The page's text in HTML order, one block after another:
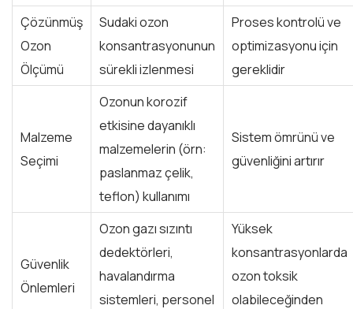
Çözünmüş
Ozon
Ölçümü
Sudaki ozon
konsantrasyonunun
sürekli izlenmesi
Proses kontrolü ve
optimizasyonu için
gereklidir
Malzeme
Seçimi
Ozonun korozif
etkisine dayanıklı
malzemelerin (örn:
paslanmaz çelik,
teflon) kullanımı
Sistem ömrünü ve
güvenliğini artırır
Güvenlik
Önlemleri
Ozon gazı sızıntı
dedektörleri,
havalandırma
sistemleri, personel
Yüksek
konsantrasyonlarda
ozon toksik
olabileceğinden